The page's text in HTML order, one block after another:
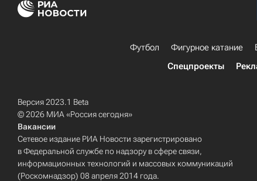
Футбол Фигурное катание
Спецпроекты
Версия 2023.1 Beta
© 2026 МИА «Россия сегодня»
Вакансии
Сетевое издание РИА Новости зарегистрировано
в Федеральной службе по надзору в сфере связи,
информационных технологий и массовых коммуникаций
(Роскомнадзор) 08 апреля 2014 года.